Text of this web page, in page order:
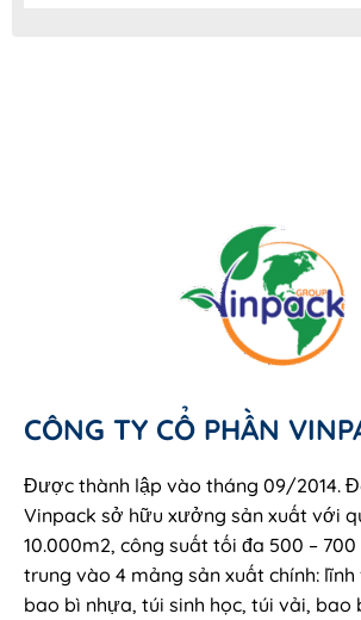
CÔNG TY CỔ PHẦN
Được thành lập vào tháng 09/2014.
Vinpack sở hữu xưởng sản xuất với
10.000m2, công suất tối đa 500 –
trung vào 4 mảng sản xuất chính:
bao bì nhựa, túi sinh học, túi vải, bao